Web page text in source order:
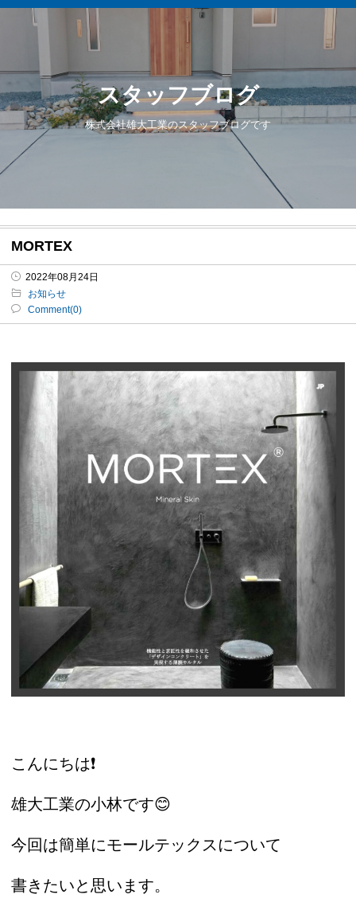
スタッフブログ
株式会社雄大工業のスタッフブログです
MORTEX
2022年08月24日
お知らせ
Comment(0)
こんにちは❗️
雄大工業の小林です😊
今回は簡単にモールテックスについて
書きたいと思います。